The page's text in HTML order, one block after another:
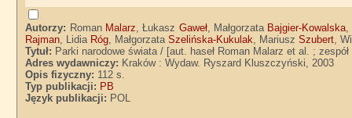
Autorzy: Roman Malarz, Łukasz Gaweł, Małgorzata Bajgier-Kowalska,
Rajman, Lidia Róg, MałgorzataSzelińska-Kukulak, MariuszSzubert,
Tytuł: Parki narodowe świata / [aut. haseł Roman Malarz et al. ;
Adres wydawniczy: Kraków : Wydaw. Ryszard Kluszczyński, 2003
Opis fizyczny: 112 s.
Typ publikacji: PB
Język publikacji: POL